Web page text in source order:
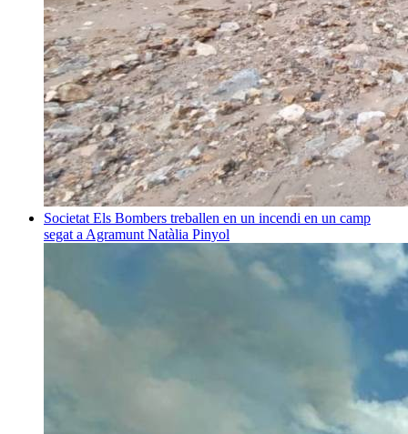
Societat Els Bombers treballen en un incendi en un camp
segat a Agramunt Natàlia Pinyol